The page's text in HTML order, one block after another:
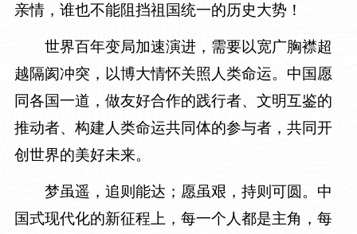
亲情，谁也不能阻挡祖国统一的历史大势！
世界百年变局加速演进，需要以宽广胸襟超
越隔阂冲突，以博大情怀关照人类命运。中国愿
同各国一道，做友好合作的践行者、文明互鉴的
推动者、构建人类命运共同体的参与者，共同开
创世界的美好未来。
梦虽遥，追则能达；愿虽艰，持则可圆。中
国式现代化的新征程上，每一个人都是主角，每